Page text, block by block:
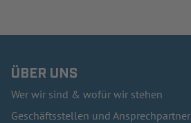
ÜBER UNS
Wer wir sind & wofür wir stehen
Geschäftsstellen und Ansprechpartner